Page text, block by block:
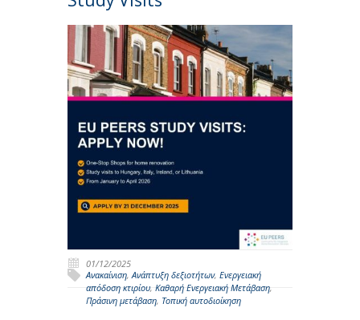
01/12/2025
Ανακαίνιση,Ανάπτυξη δεξιοτήτων, Ενεργειακή
απόδοση κτιρίου, Καθαρή Ενεργειακή Μετάβαση,
Πράσινη μετάβαση, Τοπική αυτοδιοίκηση